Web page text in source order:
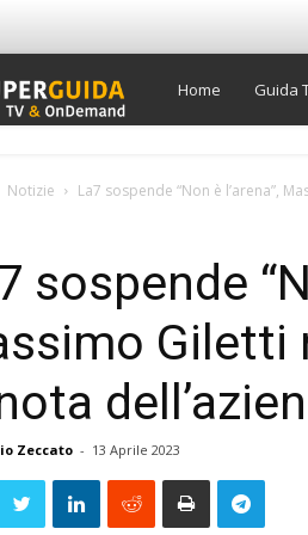
Super
Home Guida
Notizie La7 sospende “Non è l’arena”,
sospende
Giletti
Zeccato - 13 Aprile 2023